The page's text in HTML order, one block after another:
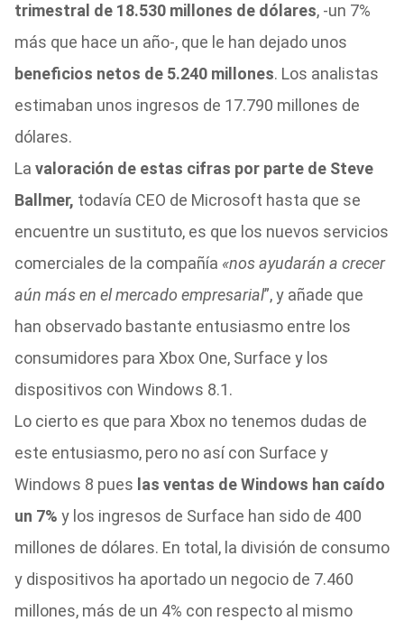
trimestral de 18.530 millones de dólares, -un 7%
más que hace un año-, que le han dejado unos
beneficios netos de 5.240 millones. Los analistas
estimaban unos ingresos de 17.790 millones de
dólares.
La valoración de estas cifras por parte de Steve
Ballmer, todavía CEO de Microsoft hasta que se
encuentre un sustituto, es que los nuevos servicios
comerciales de la compañía «nos ayudarán a crecer
aún más en el mercado empresarial”, y añade que
han observado bastante entusiasmo entre los
consumidores para Xbox One, Surface y los
dispositivos con Windows 8.1.
Lo cierto es que para Xbox no tenemos dudas de
este entusiasmo, pero no así con Surface y
Windows 8 pues las ventas de Windows han caído
un 7% y los ingresos de Surface han sido de 400
millones de dólares. En total, la división de consumo
y dispositivos ha aportado un negocio de 7.460
millones, más de un 4% con respecto al mismo